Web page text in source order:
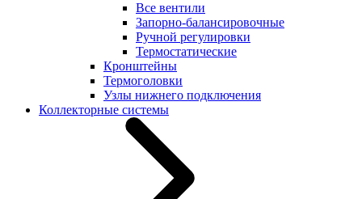
Все вентили
Запорно-балансировочные
Ручной регулировки
Термостатические
Кронштейны
Термоголовки
Узлы нижнего подключения
Коллекторные системы